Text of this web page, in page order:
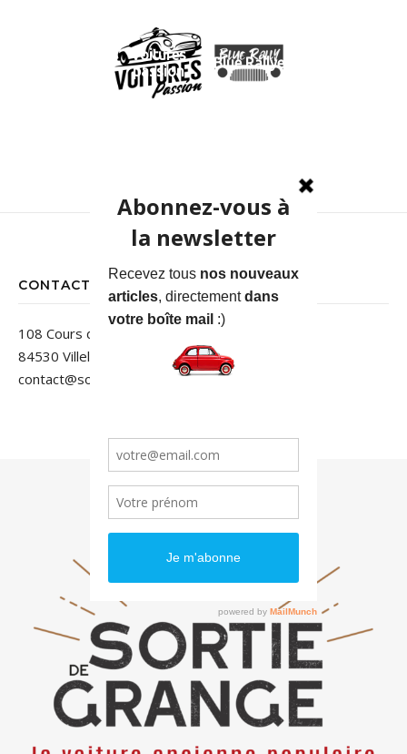
Voitures
passion
Blue Rallye
CONTACT
108 Cours des Jardins
84530 Villelaure
contact@sortiedegrange.com